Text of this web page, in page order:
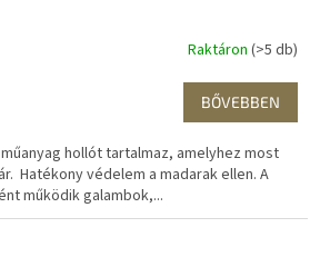
Y
E
N
S
Raktáron (>5 db)
BŐVEBBEN
hollót tartalmaz, amelyhez most
jár. Hatékony védelem a madarak ellen. A
működik galambok,...